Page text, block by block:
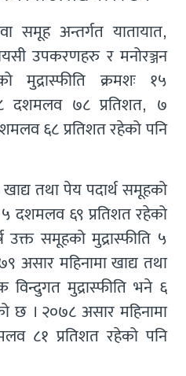
समूह अन्तर्गत यातायात,
उपकरणहरु र मनोरञ्जन
क्रमशः १५
दशमलव ७८ प्रतिशत, ७
६८ प्रतिशत रहेको पनि
तथा पेय पदार्थ समूहको
५ दशमलव ६९ प्रतिशत रहेको
समूहको मुद्रास्फीति ५
असार महिनामा खाद्य तथा
विन्दुगत मुद्रास्फीति भने ६
छ । २०७८ असार महिनामा
८१ प्रतिशत रहेको पनि